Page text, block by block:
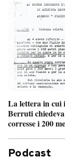
La lettera in
Berruti
corresse i 200
Podcast